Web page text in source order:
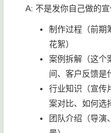
A: 不是发你自己做的宣
制作过程（前期
花絮）
案例拆解（这个
间、客户反馈是
行业知识（宣传
案对比、如何选
团队介绍（导演